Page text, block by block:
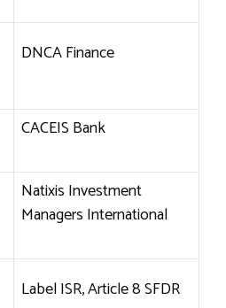
DNCA Finance
CACEIS Bank
Natixis Investment
Managers International
Label ISR, Article 8 SFDR